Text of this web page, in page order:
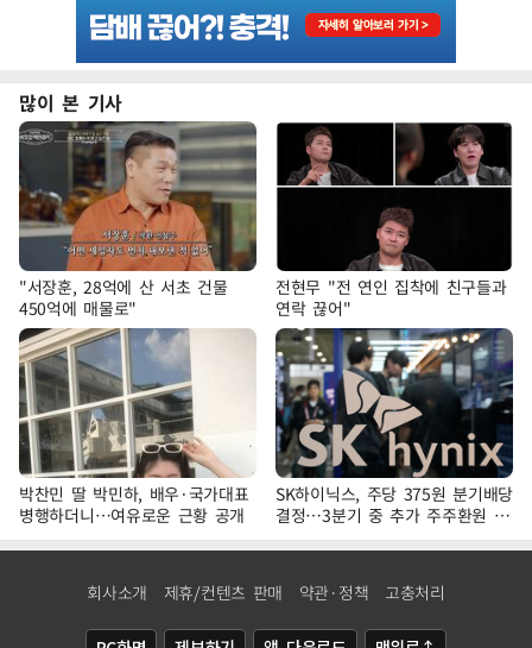
많이 본 기사
"서장훈, 28억에 산 서초 건물
450억에 매물로"
전현무 "전 연인 집착에 친구들과
연락 끊어"
박찬민 딸 박민하, 배우·국가대표
병행하더니…여유로운 근황 공개
SK하이닉스, 주당 375원 분기배당
결정…3분기 중 추가 주주환원 발
표
회사소개 제휴/컨텐츠 판매 약관·정책 고충처리